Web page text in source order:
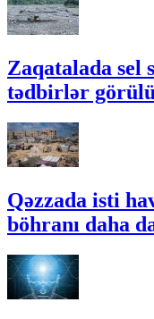
Zaqatalada sel
tədbirlər
Qəzzada isti
böhranı daha